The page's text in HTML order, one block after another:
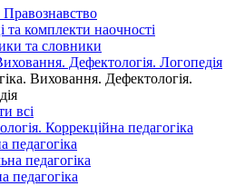
Правознавство
та комплекти наочності
та словники
Дефектологія. Логопедія
Виховання. Дефектологія.
всі
Коррекційна педагогіка
педагогіка
педагогіка
педагогіка